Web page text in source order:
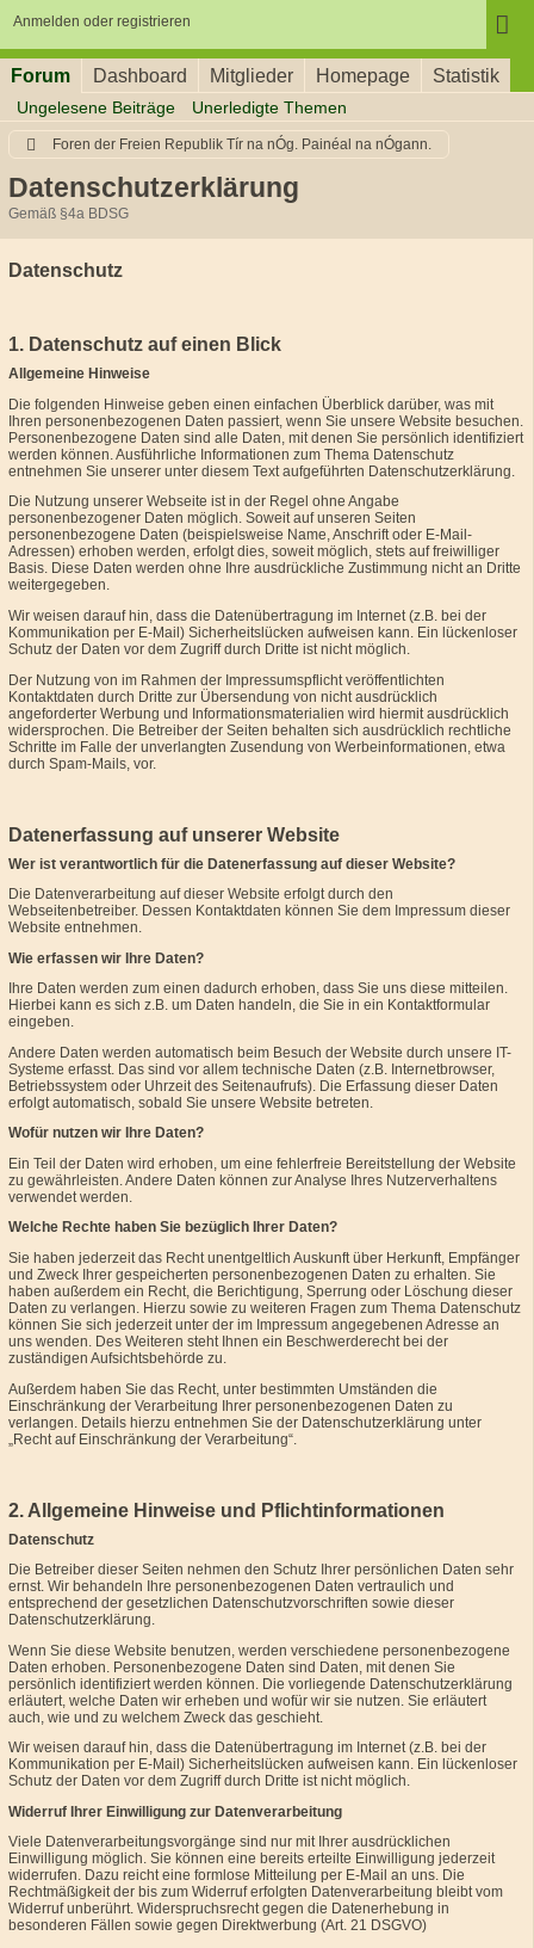
Anmelden oder registrieren
Forum Dashboard Mitglieder Homepage Statistik
Ungelesene Beiträge Unerledigte Themen
Foren der Freien Republik Tír na nÓg. Painéal na nÓgann.
Datenschutzerklärung
Gemäß §4a BDSG
Datenschutz
1. Datenschutz auf einen Blick
Allgemeine Hinweise
Die folgenden Hinweise geben einen einfachen Überblick darüber, was mit
Ihren personenbezogenen Daten passiert, wenn Sie unsere Website besuchen.
Personenbezogene Daten sind alle Daten, mit denen Sie persönlich identifiziert
werden können. Ausführliche Informationen zum Thema Datenschutz
entnehmen Sie unserer unter diesem Text aufgeführten Datenschutzerklärung.
Die Nutzung unserer Webseite ist in der Regel ohne Angabe
personenbezogener Daten möglich. Soweit auf unseren Seiten
personenbezogene Daten (beispielsweise Name, Anschrift oder E-Mail-
Adressen) erhoben werden, erfolgt dies, soweit möglich, stets auf freiwilliger
Basis. Diese Daten werden ohne Ihre ausdrückliche Zustimmung nicht an Dritte
weitergegeben.
Wir weisen darauf hin, dass die Datenübertragung im Internet (z.B. bei der
Kommunikation per E-Mail) Sicherheitslücken aufweisen kann. Ein lückenloser
Schutz der Daten vor dem Zugriff durch Dritte ist nicht möglich.
Der Nutzung von im Rahmen der Impressumspflicht veröffentlichten
Kontaktdaten durch Dritte zur Übersendung von nicht ausdrücklich
angeforderter Werbung und Informationsmaterialien wird hiermit ausdrücklich
widersprochen. Die Betreiber der Seiten behalten sich ausdrücklich rechtliche
Schritte im Falle der unverlangten Zusendung von Werbeinformationen, etwa
durch Spam-Mails, vor.
Datenerfassung auf unserer Website
Wer ist verantwortlich für die Datenerfassung auf dieser Website?
Die Datenverarbeitung auf dieser Website erfolgt durch den
Webseitenbetreiber. Dessen Kontaktdaten können Sie dem Impressum dieser
Website entnehmen.
Wie erfassen wir Ihre Daten?
Ihre Daten werden zum einen dadurch erhoben, dass Sie uns diese mitteilen.
Hierbei kann es sich z.B. um Daten handeln, die Sie in ein Kontaktformular
eingeben.
Andere Daten werden automatisch beim Besuch der Website durch unsere IT-
Systeme erfasst. Das sind vor allem technische Daten (z.B. Internetbrowser,
Betriebssystem oder Uhrzeit des Seitenaufrufs). Die Erfassung dieser Daten
erfolgt automatisch, sobald Sie unsere Website betreten.
Wofür nutzen wir Ihre Daten?
Ein Teil der Daten wird erhoben, um eine fehlerfreie Bereitstellung der Website
zu gewährleisten. Andere Daten können zur Analyse Ihres Nutzerverhaltens
verwendet werden.
Welche Rechte haben Sie bezüglich Ihrer Daten?
Sie haben jederzeit das Recht unentgeltlich Auskunft über Herkunft, Empfänger
und Zweck Ihrer gespeicherten personenbezogenen Daten zu erhalten. Sie
haben außerdem ein Recht, die Berichtigung, Sperrung oder Löschung dieser
Daten zu verlangen. Hierzu sowie zu weiteren Fragen zum Thema Datenschutz
können Sie sich jederzeit unter der im Impressum angegebenen Adresse an
uns wenden. Des Weiteren steht Ihnen ein Beschwerderecht bei der
zuständigen Aufsichtsbehörde zu.
Außerdem haben Sie das Recht, unter bestimmten Umständen die
Einschränkung der Verarbeitung Ihrer personenbezogenen Daten zu
verlangen. Details hierzu entnehmen Sie der Datenschutzerklärung unter
„Recht auf Einschränkung der Verarbeitung“.
2. Allgemeine Hinweise und Pflichtinformationen
Datenschutz
Die Betreiber dieser Seiten nehmen den Schutz Ihrer persönlichen Daten sehr
ernst. Wir behandeln Ihre personenbezogenen Daten vertraulich und
entsprechend der gesetzlichen Datenschutzvorschriften sowie dieser
Datenschutzerklärung.
Wenn Sie diese Website benutzen, werden verschiedene personenbezogene
Daten erhoben. Personenbezogene Daten sind Daten, mit denen Sie
persönlich identifiziert werden können. Die vorliegende Datenschutzerklärung
erläutert, welche Daten wir erheben und wofür wir sie nutzen. Sie erläutert
auch, wie und zu welchem Zweck das geschieht.
Wir weisen darauf hin, dass die Datenübertragung im Internet (z.B. bei der
Kommunikation per E-Mail) Sicherheitslücken aufweisen kann. Ein lückenloser
Schutz der Daten vor dem Zugriff durch Dritte ist nicht möglich.
Widerruf Ihrer Einwilligung zur Datenverarbeitung
Viele Datenverarbeitungsvorgänge sind nur mit Ihrer ausdrücklichen
Einwilligung möglich. Sie können eine bereits erteilte Einwilligung jederzeit
widerrufen. Dazu reicht eine formlose Mitteilung per E-Mail an uns. Die
Rechtmäßigkeit der bis zum Widerruf erfolgten Datenverarbeitung bleibt vom
Widerruf unberührt. Widerspruchsrecht gegen die Datenerhebung in
besonderen Fällen sowie gegen Direktwerbung (Art. 21 DSGVO)